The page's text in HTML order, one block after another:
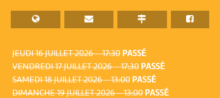
JEUDI 16 JUILLET 2026 – 17:30 PASSÉ
VENDREDI 17 JUILLET 2026 – 17:30 PASSÉ
SAMEDI 18 JUILLET 2026 – 13:00 PASSÉ
DIMANCHE 19 JUILLET 2026 – 13:00 PASSÉ